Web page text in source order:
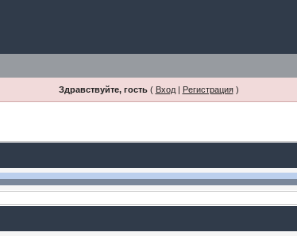
Здравствуйте, гость( Вход| Регистрация)